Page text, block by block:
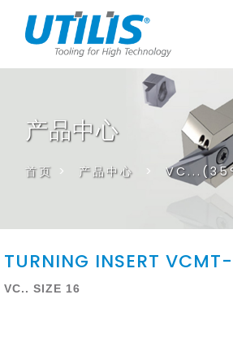
产品中心
首页 > 产品中心 >
TURNING INSERT
VC.. SIZE 16